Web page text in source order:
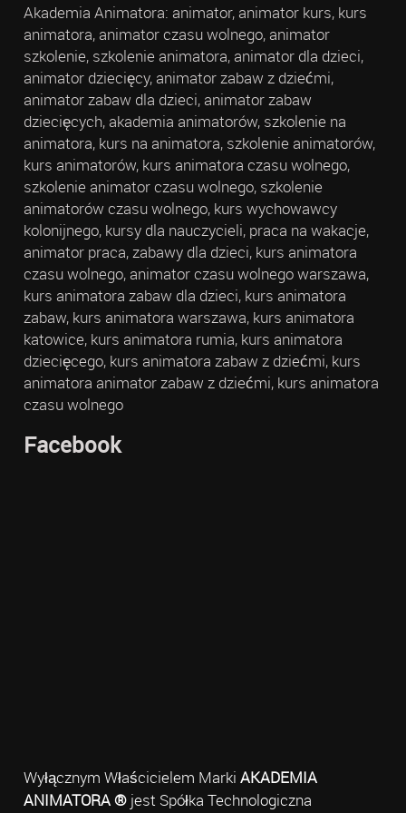
Akademia Animatora: animator, animator kurs, kurs
animatora, animator czasu wolnego, animator
szkolenie, szkolenie animatora, animator dla dzieci,
animator dziecięcy, animator zabaw z dziećmi,
animator zabaw dla dzieci, animator zabaw
dziecięcych, akademia animatorów, szkolenie na
animatora, kurs na animatora, szkolenie animatorów,
kurs animatorów, kurs animatora czasu wolnego,
szkolenie animator czasu wolnego, szkolenie
animatorów czasu wolnego, kurs wychowawcy
kolonijnego, kursy dla nauczycieli, praca na wakacje,
animator praca, zabawy dla dzieci, kurs animatora
czasu wolnego, animator czasu wolnego warszawa,
kurs animatora zabaw dla dzieci, kurs animatora
zabaw, kurs animatora warszawa, kurs animatora
katowice, kurs animatora rumia, kurs animatora
dziecięcego, kurs animatora zabaw z dziećmi, kurs
animatora animator zabaw z dziećmi, kurs animatora
czasu wolnego
Facebook
Wyłącznym Właścicielem Marki AKADEMIA
ANIMATORA ®jest Spółka Technologiczna